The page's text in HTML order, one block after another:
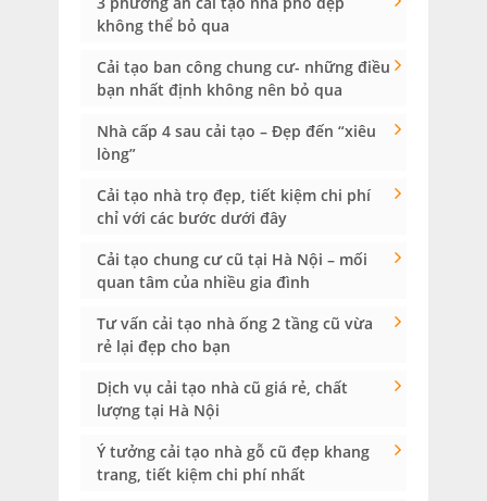
không thể bỏ qua
Cải tạo ban công chung cư- những điều
bạn nhất định không nên bỏ qua
Nhà cấp 4 sau cải tạo – Đẹp đến “xiêu
lòng”
Cải tạo nhà trọ đẹp, tiết kiệm chi phí
chỉ với các bước dưới đây
Cải tạo chung cư cũ tại Hà Nội – mối
quan tâm của nhiều gia đình
Tư vấn cải tạo nhà ống 2 tầng cũ vừa
rẻ lại đẹp cho bạn
Dịch vụ cải tạo nhà cũ giá rẻ, chất
lượng tại Hà Nội
Ý tưởng cải tạo nhà gỗ cũ đẹp khang
trang, tiết kiệm chi phí nhất